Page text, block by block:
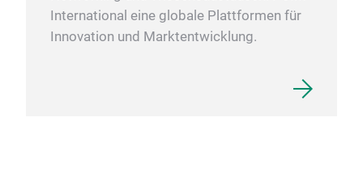
International eine globale Plattformen für
Innovation und Marktentwicklung.